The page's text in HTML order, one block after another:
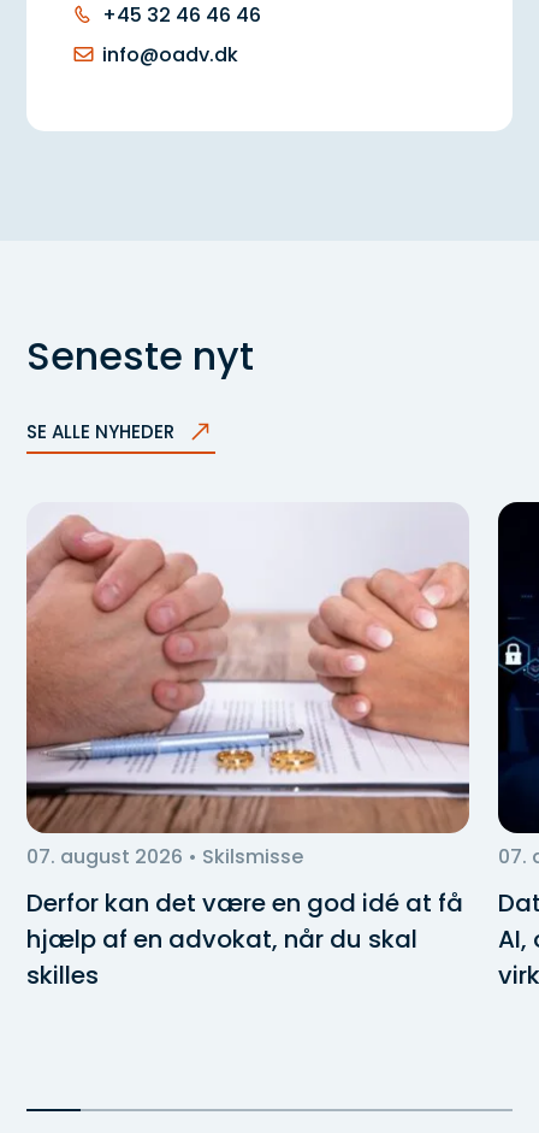
+45 32 46 46 46
info@oadv.dk
Seneste nyt
SE ALLE NYHEDER
07. august 2026 • Skilsmisse
Derfor kan det være en god idé at få
hjælp af en advokat, når du skal
skilles
07.
AI,